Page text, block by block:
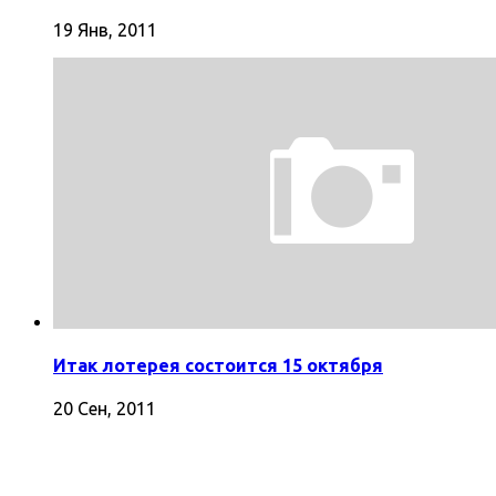
19 Янв, 2011
Итак лотерея состоится 15 октября
20 Сен, 2011